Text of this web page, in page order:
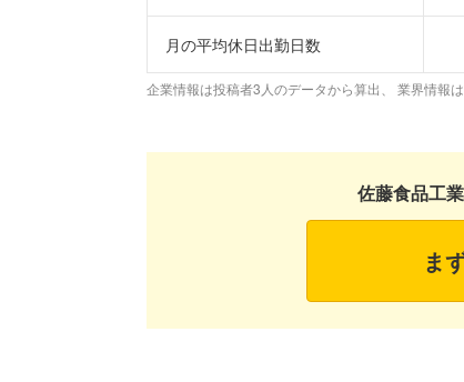
月の平均休日出勤日数
企業情報は投稿者3人のデータから算出、 業界情報
佐藤食品工
ま